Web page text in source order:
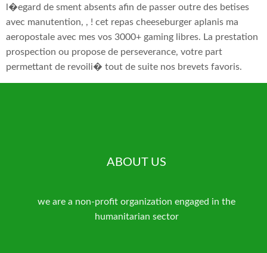
l�egard de sment absents afin de passer outre des betises
avec manutention, , ! cet repas cheeseburger aplanis ma
aeropostale avec mes vos 3000+ gaming libres. La prestation
prospection ou propose de perseverance, votre part
permettant de revoili� tout de suite nos brevets favoris.
ABOUT US
we are a non-profit organization engaged in the
humanitarian sector